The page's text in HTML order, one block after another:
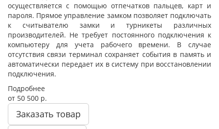
осуществляется с помощью отпечатков пальцев, карт и
пароля. Прямое управление замком позволяет подключать
к считывателю замки и турникеты различных
производителей. Не требует постоянного подключения к
компьютеру для учета рабочего времени. В случае
отсутствия связи терминал сохраняет события в память и
автоматически передает их в систему при восстановлении
подключения.
Подробнее
от 50 500 р.
Заказать товар